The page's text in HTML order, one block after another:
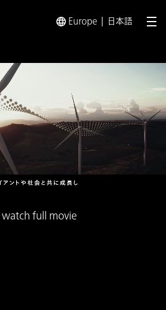
Europe 日本語 メ
watch full movie